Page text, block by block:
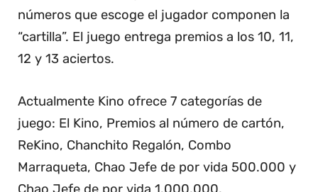
números que escoge el jugador componen la
“cartilla”. El juego entrega premios a los 10, 11,
12 y 13 aciertos.
Actualmente Kino ofrece 7 categorías de
juego: El Kino, Premios al número de cartón,
ReKino, Chanchito Regalón, Combo
Marraqueta, Chao Jefe de por vida 500.000 y